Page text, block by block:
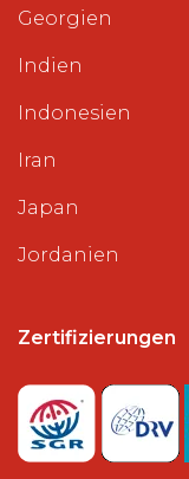
Georgien
Indien
Indonesien
Iran
Japan
Jordanien
Zertifizierungen